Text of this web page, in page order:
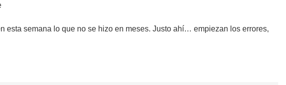
esta semana lo que no se hizo en meses. Justo ahí… empiezan los errores,